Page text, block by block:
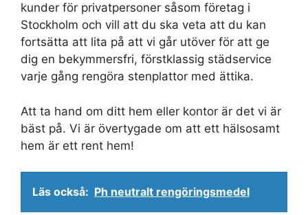
kunder för privatpersoner såsom företag i
Stockholm och vill att du ska veta att du kan
fortsätta att lita på att vi går utöver för att ge
dig en bekymmersfri, förstklassig städservice
varje gång rengöra stenplattor med ättika.
Att ta hand om ditt hem eller kontor är det vi är
bäst på. Vi är övertygade om att ett hälsosamt
hem är ett rent hem!
Läs också: Ph neutralt rengöringsmedel